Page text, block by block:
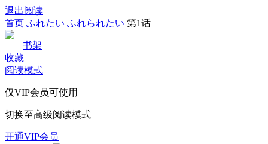
退出阅读
首页 ふれたい ふれられたい 第1话
书架
收藏
阅读模式
仅VIP会员可使用
切换至高级阅读模式
开通VIP会员